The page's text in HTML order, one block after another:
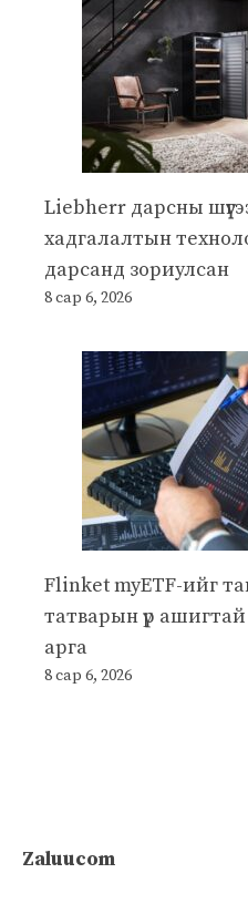
Liebherr дарсны
хадгалалтын
дарсанд зориулсан
8 сар 6, 2026
Flinket myETF-ийг
татварын үр
арга
8 сар 6, 2026
Zaluucom